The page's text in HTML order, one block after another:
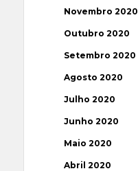
Novembro 2020
Outubro 2020
Setembro 2020
Agosto 2020
Julho 2020
Junho 2020
Maio 2020
Abril 2020